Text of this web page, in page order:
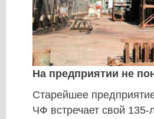
На предприятии не
Старейшее
ЧФ встречает свой